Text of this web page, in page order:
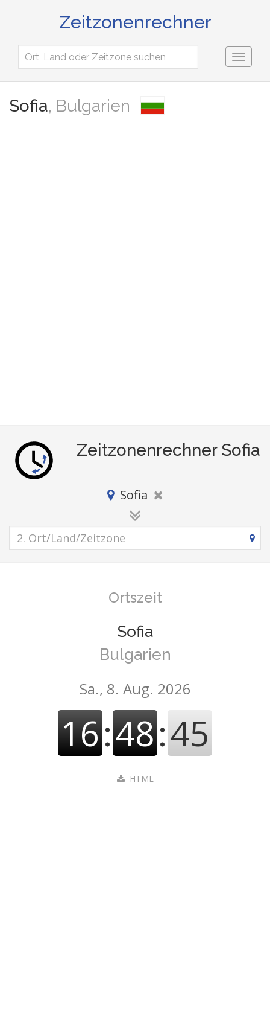
Zeitzonenrechner
Toggle
Sofia, Bulgarien
Zeitzonenrechner Sofia
Sofia
Ortszeit
Sofia
Bulgarien
Sa., 8. Aug. 2026
16:48:46
HTML